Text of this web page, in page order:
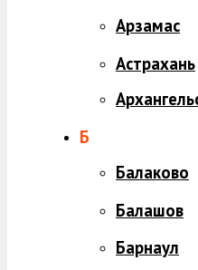
Арзамас
Астрахань
Б
Балаково
Балашов
Барнаул